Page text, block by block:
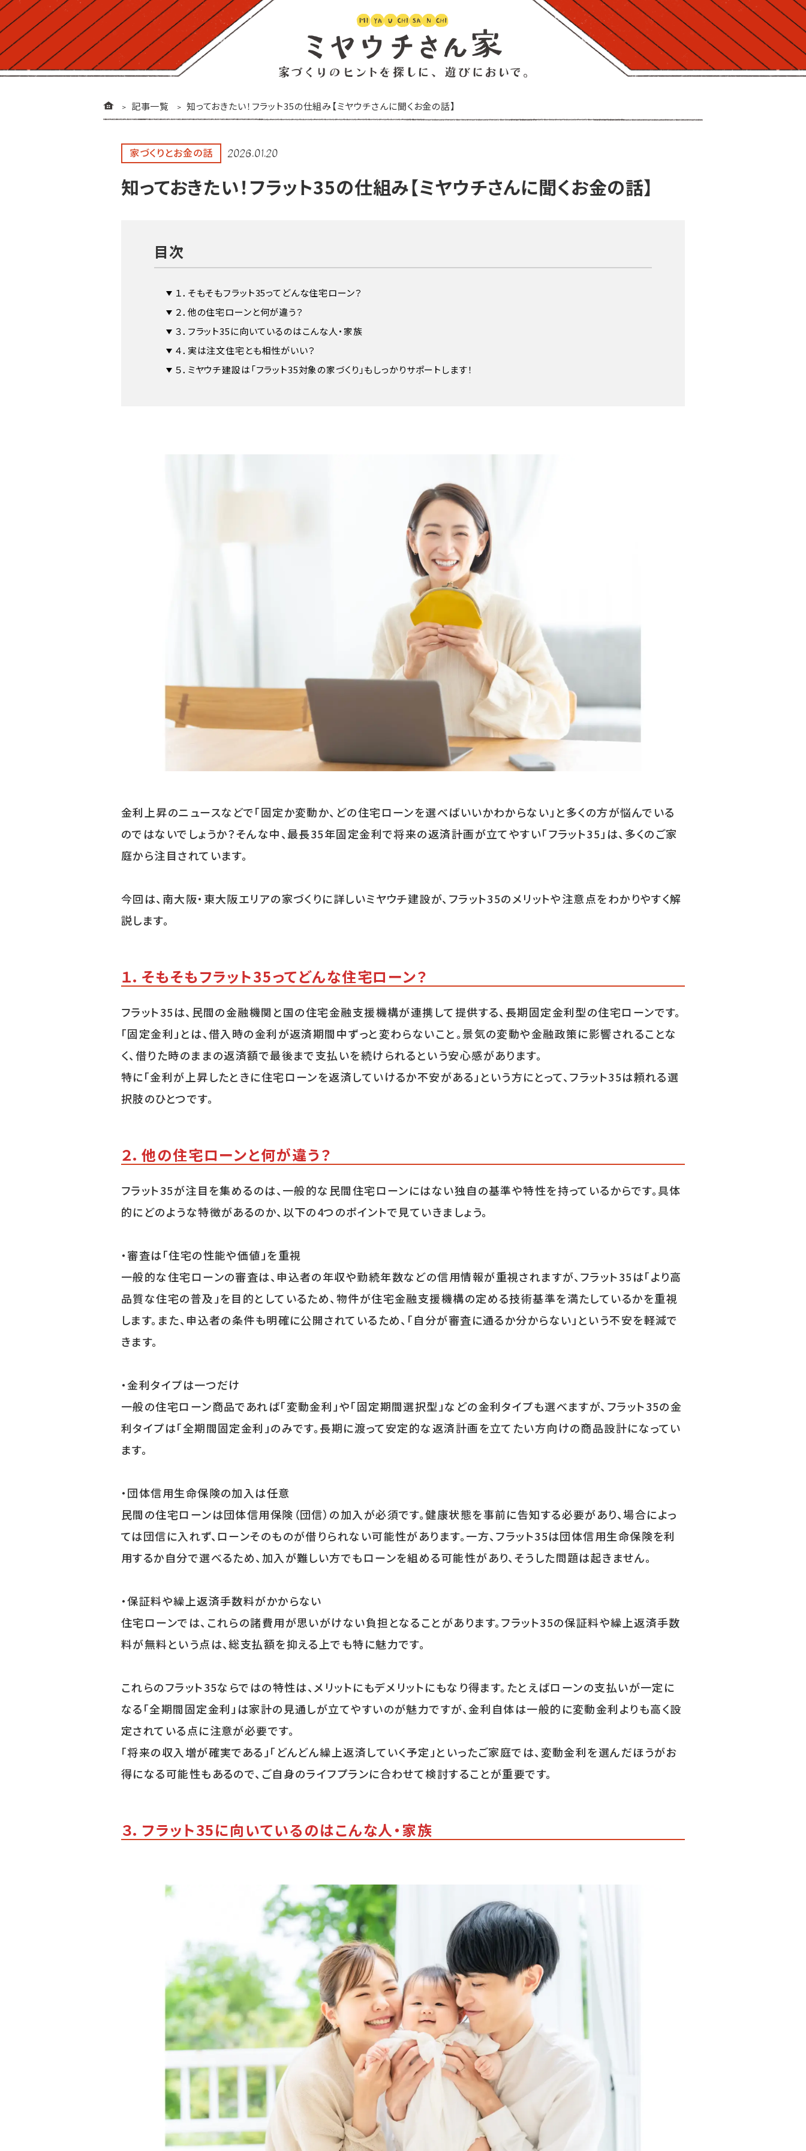
記事一覧 知っておきたい！フラット35の仕組み【ミヤウチさんに聞くお金の話】
家づくりとお金の話 2026.01.20
知っておきたい！フラット35の仕組み【ミヤウチさんに聞くお金の話】
目次
１．そもそもフラット35ってどんな住宅ローン？
２．他の住宅ローンと何が違う？
３．フラット35に向いているのはこんな人・家族
４．実は注文住宅とも相性がいい？
５．ミヤウチ建設は「フラット35対象の家づくり」もしっかりサポートします！
金利上昇のニュースなどで「固定か変動か、どの住宅ローンを選べばいいかわからない」と多くの方が悩んでいる
のではないでしょうか？そんな中、最長35年固定金利で将来の返済計画が立てやすい「フラット35」は、多くのご家
庭から注目されています。
今回は、南大阪・東大阪エリアの家づくりに詳しいミヤウチ建設が、フラット35のメリットや注意点をわかりやすく解
説します。
１．そもそもフラット35ってどんな住宅ローン？
フラット35は、民間の金融機関と国の住宅金融支援機構が連携して提供する、長期固定金利型の住宅ローンです。
「固定金利」とは、借入時の金利が返済期間中ずっと変わらないこと。景気の変動や金融政策に影響されることな
く、借りた時のままの返済額で最後まで支払いを続けられるという安心感があります。
特に「金利が上昇したときに住宅ローンを返済していけるか不安がある」という方にとって、フラット35は頼れる選
択肢のひとつです。
２．他の住宅ローンと何が違う？
フラット35が注目を集めるのは、一般的な民間住宅ローンにはない独自の基準や特性を持っているからです。具体
的にどのような特徴があるのか、以下の4つのポイントで見ていきましょう。
・審査は「住宅の性能や価値」を重視
一般的な住宅ローンの審査は、申込者の年収や勤続年数などの信用情報が重視されますが、フラット35は「より高
品質な住宅の普及」を目的としているため、物件が住宅金融支援機構の定める技術基準を満たしているかを重視
します。また、申込者の条件も明確に公開されているため、「自分が審査に通るか分からない」という不安を軽減で
きます。
・金利タイプは一つだけ
一般の住宅ローン商品であれば「変動金利」や「固定期間選択型」などの金利タイプも選べますが、フラット35の金
利タイプは「全期間固定金利」のみです。長期に渡って安定的な返済計画を立てたい方向けの商品設計になってい
ます。
・団体信用生命保険の加入は任意
民間の住宅ローンは団体信用保険（団信）の加入が必須です。健康状態を事前に告知する必要があり、場合によっ
ては団信に入れず、ローンそのものが借りられない可能性があります。一方、フラット35は団体信用生命保険を利
用するか自分で選べるため、加入が難しい方でもローンを組める可能性があり、そうした問題は起きません。
・保証料や繰上返済手数料がかからない
住宅ローンでは、これらの諸費用が思いがけない負担となることがあります。フラット35の保証料や繰上返済手数
料が無料という点は、総支払額を抑える上でも特に魅力です。
これらのフラット35ならではの特性は、メリットにもデメリットにもなり得ます。たとえばローンの支払いが一定に
なる「全期間固定金利」は家計の見通しが立てやすいのが魅力ですが、金利自体は一般的に変動金利よりも高く設
定されている点に注意が必要です。
「将来の収入増が確実である」「どんどん繰上返済していく予定」といったご家庭では、変動金利を選んだほうがお
得になる可能性もあるので、ご自身のライフプランに合わせて検討することが重要です。
３．フラット35に向いているのはこんな人・家族